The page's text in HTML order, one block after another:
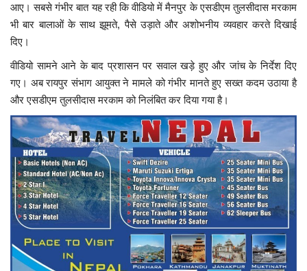
आए। सबसे गंभीर बात यह रही कि वीडियो में मैनपुर के एसडीएम तुलसीदास मरकाम
भी बार बालाओं के साथ झूमते, पैसे उड़ाते और अशोभनीय व्यवहार करते दिखाई
दिए।
वीडियो सामने आने के बाद प्रशासन पर सवाल खड़े हुए और जांच के निर्देश दिए
गए। अब रायपुर संभाग आयुक्त ने मामले को गंभीर मानते हुए सख्त कदम उठाया है
और एसडीएम तुलसीदास मरकाम को निलंबित कर दिया गया है।